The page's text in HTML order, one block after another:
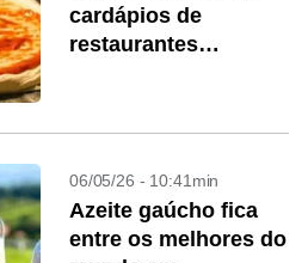
cardápios de
restaurantes
06/05/26 - 10:41min
Azeite gaúcho fica
entre os melhores do